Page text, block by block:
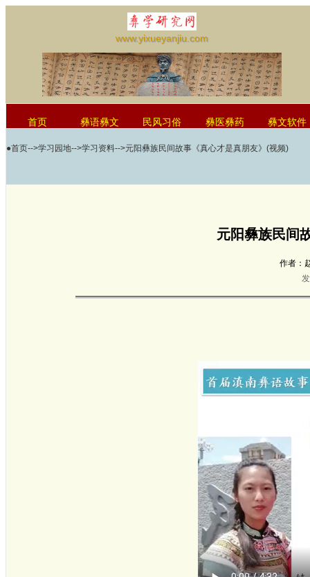
www.yixueyanjiu.com
首页 彝语彝文 民风习俗 彝医彝药 彝文软件
●首页-->学习园地-->学习资料-->元阳彝族民间故事《真心才是真朋友》(视频)
元阳彝族民间
作者：